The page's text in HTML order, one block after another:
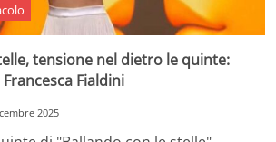
tensione nel dietro le quinte:
Fialdini
2025